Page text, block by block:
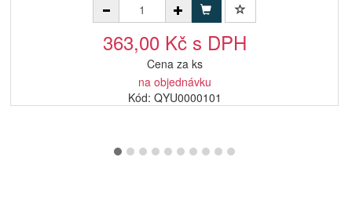
363,00 Kč s DPH
Cena za ks
na objednávku
Kód: QYU0000101